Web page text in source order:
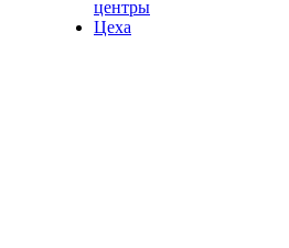
центры
Цеха